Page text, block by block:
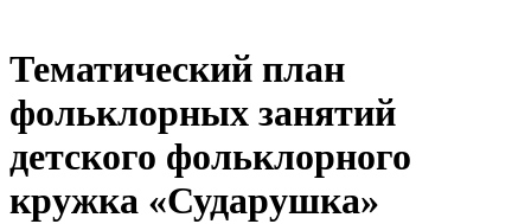
Тематический план
фольклорных занятий
детского фольклорного
кружка «Сударушка»